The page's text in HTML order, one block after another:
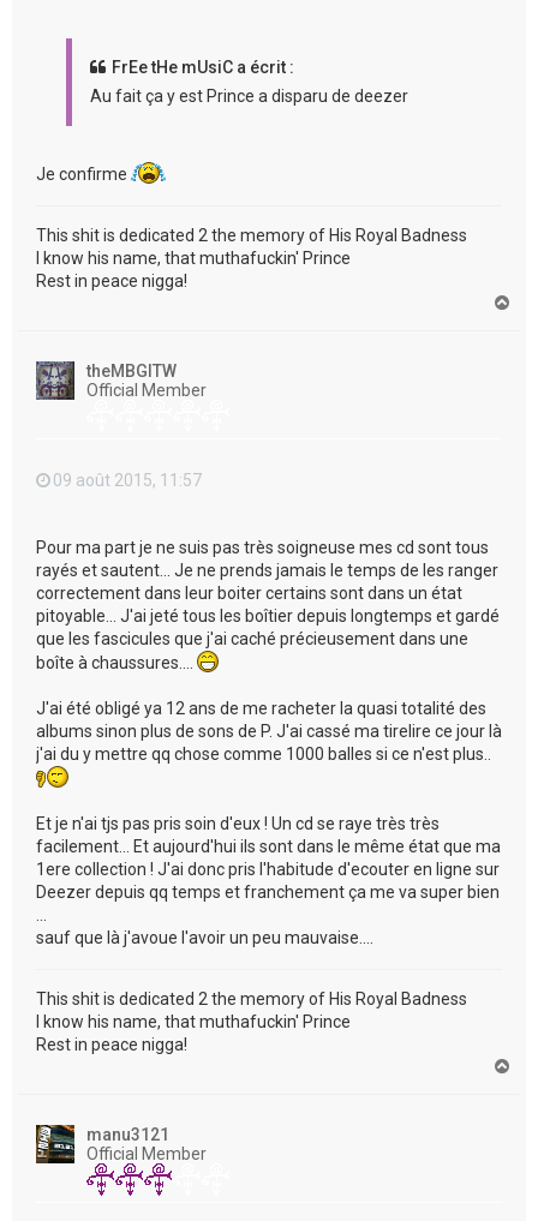
FrEe tHe mUsiC a écrit :
Au fait ça y est Prince a disparu de deezer
Je confirme
This shit is dedicated 2 the memory of His Royal Badness
I know his name, that muthafuckin' Prince
Rest in peace nigga!
theMBGITW
Official Member
09 août 2015, 11:57
Pour ma part je ne suis pas très soigneuse mes cd sont tous
rayés et sautent... Je ne prends jamais le temps de les ranger
correctement dans leur boiter certains sont dans un état
pitoyable... J'ai jeté tous les boîtier depuis longtemps et gardé
que les fascicules que j'ai caché précieusement dans une
boîte à chaussures....
J'ai été obligé ya 12 ans de me racheter la quasi totalité des
albums sinon plus de sons de P. J'ai cassé ma tirelire ce jour là
j'ai du y mettre qq chose comme 1000 balles si ce n'est plus..
Et je n'ai tjs pas pris soin d'eux ! Un cd se raye très très
facilement... Et aujourd'hui ils sont dans le même état que ma
1ere collection ! J'ai donc pris l'habitude d'ecouter en ligne sur
Deezer depuis qq temps et franchement ça me va super bien
sauf que là j'avoue l'avoir un peu mauvaise....
This shit is dedicated 2 the memory of His Royal Badness
I know his name, that muthafuckin' Prince
Rest in peace nigga!
manu3121
Official Member